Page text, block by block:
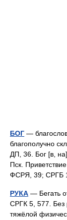
БОГ —
благополучно
ДП, 36. Бог [в,
Пск.
ФСРЯ, 39;
РУКА — Бегать
СРГК 5, 577. Без
тяжёлой